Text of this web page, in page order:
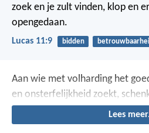
zoek en je zult vinden, klop en
opengedaan.
Lucas 11:9 bidden
Aan wie met volharding het
en onsterfelijkheid zoekt,
Lees